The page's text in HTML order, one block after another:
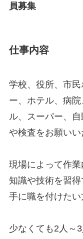
員募集
仕事内容
学校、役所、市
ー、ホテル、病
ル、スーパー、
や検査をお願いい
現場によって作
知識や技術を習得
手に職を付けたい
少なくても2人～